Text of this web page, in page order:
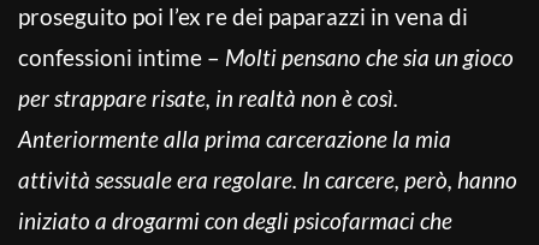
proseguito poi l’ex re dei paparazzi in vena di
confessioni intime – Molti pensano che sia un gioco
per strappare risate, in realtà non è così.
Anteriormente alla prima carcerazione la mia
attività sessuale era regolare. In carcere, però, hanno
iniziato a drogarmi con degli psicofarmaci che